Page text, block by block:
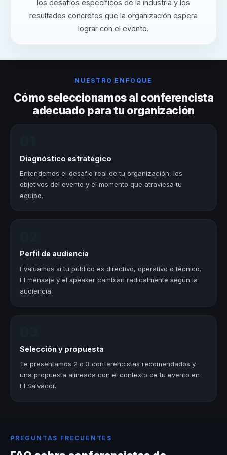
los desafíos específicos de la industria y los
resultados concretos que la organización espera
lograr con el evento.
NUESTRO ENFOQUE
Cómo seleccionamos al conferencista
adecuado para tu organización
Diagnóstico estratégico
Entendemos el desafío real de tu organización, los
objetivos del evento y el momento que atraviesa tu
equipo.
Perfil de audiencia
Evaluamos si tu público es directivo, operativo o técnico.
El mensaje y el speaker cambian radicalmente según la
audiencia.
Selección y propuesta
Te presentamos 2 o 3 conferencistas recomendados y
una propuesta alineada con el contexto de tu evento en
El Salvador.
PREGUNTAS FRECUENTES